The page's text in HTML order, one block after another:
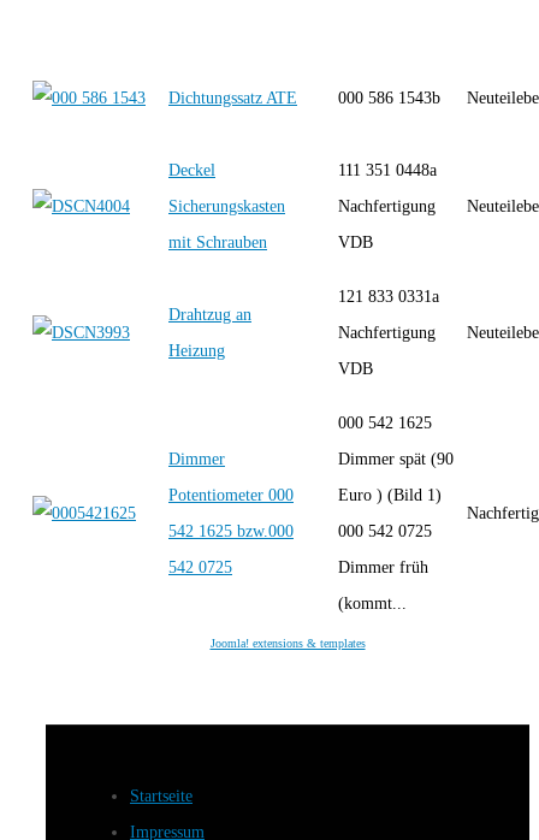
Dichtungssatz ATE 000 586 1543b
Deckel
Sicherungskasten
mit Schrauben
111 351 0448a
Nachfertigung
VDB
Drahtzug an
Heizung
121 833 0331a
Nachfertigung
VDB
Dimmer
Potentiometer 000
542 1625 bzw.000
542 0725
000 542 1625
Dimmer spät (90
Euro ) (Bild 1)
000 542 0725
Dimmer früh
(kommt...
Joomla! extensions & templates
Startseite
Impressum